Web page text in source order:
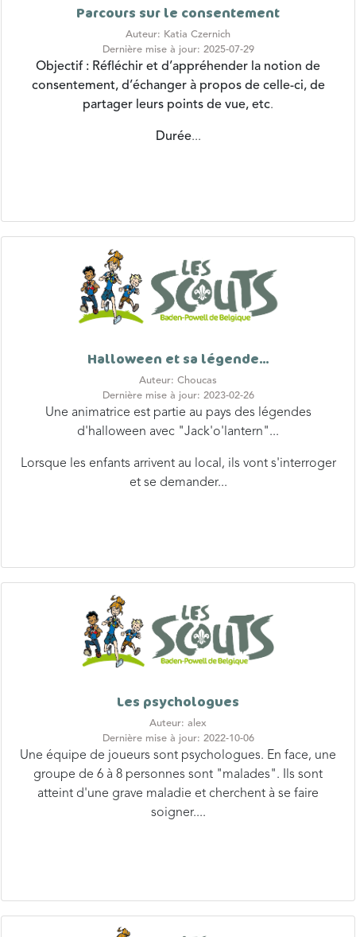
Auteur: Katia Czernich
Objectif : Réfléchir et d’appréhender la notion de
consentement, d’échanger à propos de celle-ci, de
partager leurs points de vue, etc
Durée...
Auteur: Choucas
Une animatrice est partie au pays des légendes
d'halloween avec "Jack'o'lantern"...
Lorsque les enfants arrivent au local, ils vont s'interroger
et se demander...
Auteur: alex
Dernière mise à jour: 2022-10-06
Une équipe de joueurs sont psychologues. En face, une
groupe de 6 à 8 personnes sont "malades". Ils sont
atteint d'une grave maladie et cherchent à se faire
soigner....